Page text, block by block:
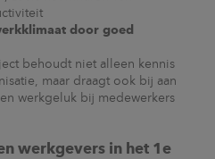
door goed
behoudt niet alleen kennis
maar draagt ook bij aan
werkgeluk bij medewerkers
werkgevers in het 1e